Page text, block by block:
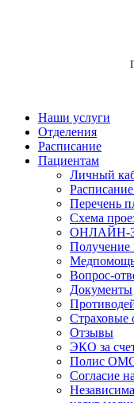
Наши услуги
Отделения
Расписание
Пациентам
Личный
Перечень
Схема
ОНЛАЙН-
Получение
Вопрос-
Документы
Страховые
Отзывы
ЭКО за
Полис ОМС
Согласие